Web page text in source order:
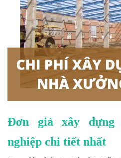
Đơn giá xây dựng
nghiệp chi tiết nhất